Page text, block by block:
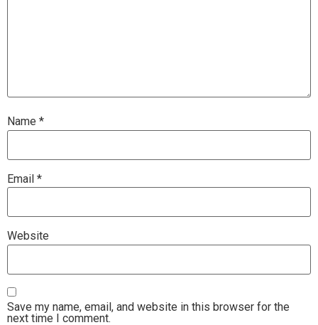
Name *
Email *
Website
Save my name, email, and website in this browser for the
next time I comment.